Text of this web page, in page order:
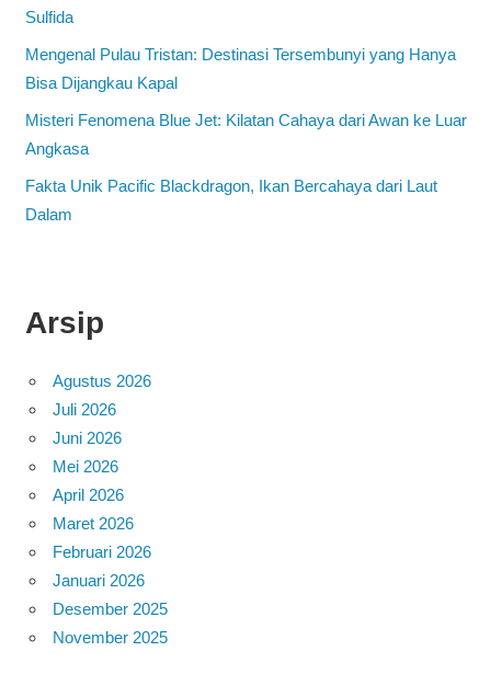
Sulfida
Mengenal Pulau Tristan: Destinasi Tersembunyi yang Hanya
Bisa Dijangkau Kapal
Misteri Fenomena Blue Jet: Kilatan Cahaya dari Awan ke Luar
Angkasa
Fakta Unik Pacific Blackdragon, Ikan Bercahaya dari Laut
Dalam
Arsip
Agustus 2026
Juli 2026
Juni 2026
Mei 2026
April 2026
Maret 2026
Februari 2026
Januari 2026
Desember 2025
November 2025